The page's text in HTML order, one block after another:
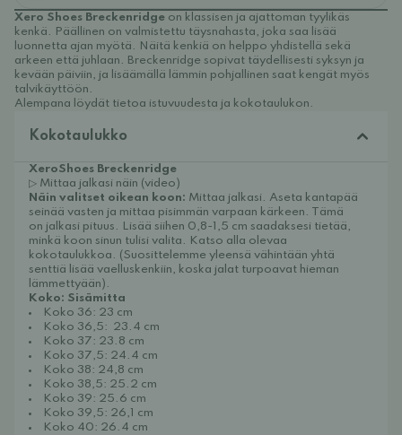
Xero Shoes Breckenridge on klassisen ja ajattoman tyylikäs
kenkä. Päällinen on valmistettu täysnahasta, joka saa lisää
luonnetta ajan myötä. Näitä kenkiä on helppo yhdistellä sekä
arkeen että juhlaan. Breckenridge sopivat täydellisesti syksyn ja
kevään päiviin, ja lisäämällä
lämmin pohjallinen saat kengät myös
talvikäyttöön.
Alempana löydät tietoa istuvuudesta ja kokotaulukon.
Kokotaulukko
XeroShoes Breckenridge
▷ Mittaa jalkasi näin (video)
Näin valitset oikean koon: Mittaa jalkasi. Aseta kantapää
seinää vasten ja mittaa pisimmän varpaan kärkeen. Tämä
on jalkasi pituus. Lisää siihen 0,8-1,5 cm saadaksesi tietää,
minkä koon sinun tulisi valita. Katso alla olevaa
kokotaulukkoa. (Suosittelemme yleensä vähintään yhtä
senttiä lisää vaelluskenkiin, koska jalat turpoavat hieman
lämmettyään).
Koko: Sisämitta
Koko 36: 23 cm
Koko 36,5: 23.4 cm
Koko 37: 23.8 cm
Koko 37,5: 24.4 cm
Koko 38: 24,8 cm
Koko 38,5: 25.2 cm
Koko 39: 25.6 cm
Koko 39,5: 26,1 cm
Koko 40: 26.4 cm